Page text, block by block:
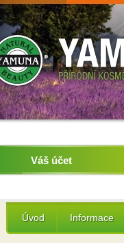
Váš účet
Úvod Informace